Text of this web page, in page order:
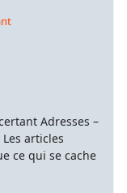
Adresses –
articles
ce qui se cache